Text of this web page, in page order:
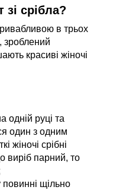
срібла?
в трьох
зроблений
красиві жіночі
одній руці та
один з одним
жіночі срібні
виріб парний, то
щільно